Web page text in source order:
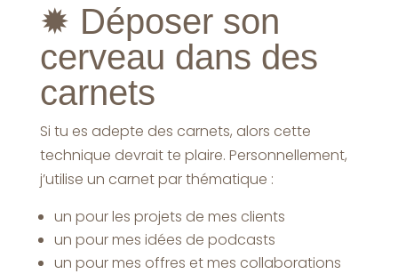
✹ Déposer son
cerveau dans des
carnets
Si tu es adepte des carnets, alors cette
technique devrait te plaire. Personnellement,
j’utilise un carnet par thématique :
un pour les projets de mes clients
un pour mes idées de podcasts
un pour mes offres et mes collaborations